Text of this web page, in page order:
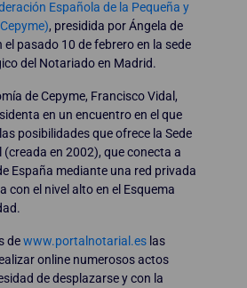
Española de la Pequeña y
, presidida por Ángela de
el pasado 10 de febrero en la sede
del Notariado en Madrid.
de Cepyme, Francisco Vidal,
en un encuentro en el que
posibilidades que ofrece la Sede
en 2002), que conecta a
España mediante una red privada
con el nivel alto en el Esquema
dewww.portalnotarial.es las
online numerosos actos
de desplazarse y con la